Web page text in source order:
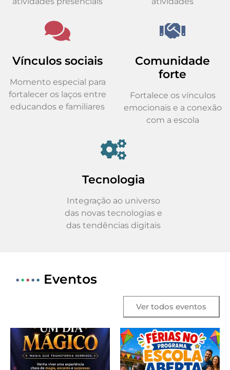
Vínculos sociais
Momento especial para
fortalecer os laços entre
educandos e familiares
Comunidade
forte
Fortalece os vínculos
emocionais e a conexão
com a escola
Tecnologia
Integração ao universo
das novas tecnologias e
das tendências digitais
••••• Eventos
Ver todos eventos